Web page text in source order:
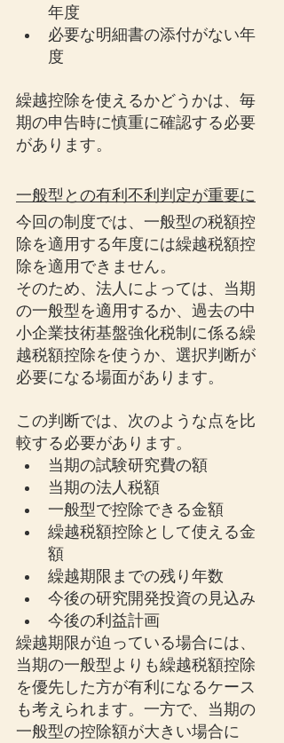
年度
必要な明細書の添付がない年
度
繰越控除を使えるかどうかは、毎
期の申告時に慎重に確認する必要
があります。
一般型との有利不利判定が重要に
今回の制度では、一般型の税額控
除を適用する年度には繰越税額控
除を適用できません。
そのため、法人によっては、当期
の一般型を適用するか、過去の中
小企業技術基盤強化税制に係る繰
越税額控除を使うか、選択判断が
必要になる場面があります。
この判断では、次のような点を比
較する必要があります。
当期の試験研究費の額
当期の法人税額
一般型で控除できる金額
繰越税額控除として使える金
額
繰越期限までの残り年数
今後の研究開発投資の見込み
今後の利益計画
繰越期限が迫っている場合には、
当期の一般型よりも繰越税額控除
を優先した方が有利になるケース
も考えられます。一方で、当期の
一般型の控除額が大きい場合に